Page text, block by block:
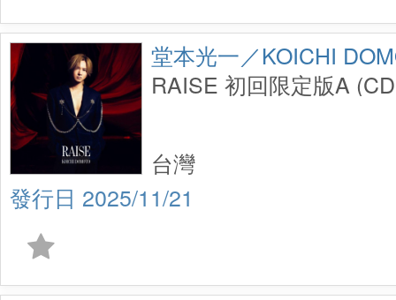
堂本光一／KOICHI
RAISE 初回限定版A
2025/11/21
台灣